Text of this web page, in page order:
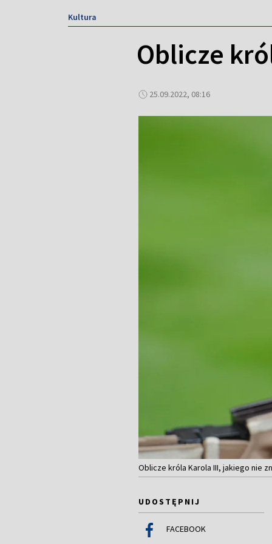
Kultura
Oblicze
25.09.2022, 08:16
Oblicze króla Karola III, jakiego nie
UDOSTĘPNIJ
FACEBOOK